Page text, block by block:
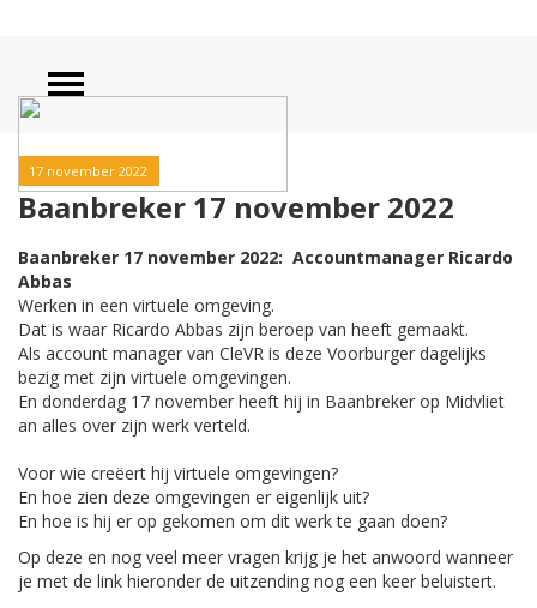
17 november 2022
Baanbreker 17 november 2022
Baanbreker 17 november 2022: Accountmanager Ricardo
Abbas
Werken in een virtuele omgeving.
Dat is waar Ricardo Abbas zijn beroep van heeft gemaakt.
Als account manager van CleVR is deze Voorburger dagelijks
bezig met zijn virtuele omgevingen.
En donderdag 17 november heeft hij in Baanbreker op Midvliet
an alles over zijn werk verteld.
Voor wie creëert hij virtuele omgevingen?
En hoe zien deze omgevingen er eigenlijk uit?
En hoe is hij er op gekomen om dit werk te gaan doen?
Op deze en nog veel meer vragen krijg je het anwoord wanneer
je met de link hieronder de uitzending nog een keer beluistert.